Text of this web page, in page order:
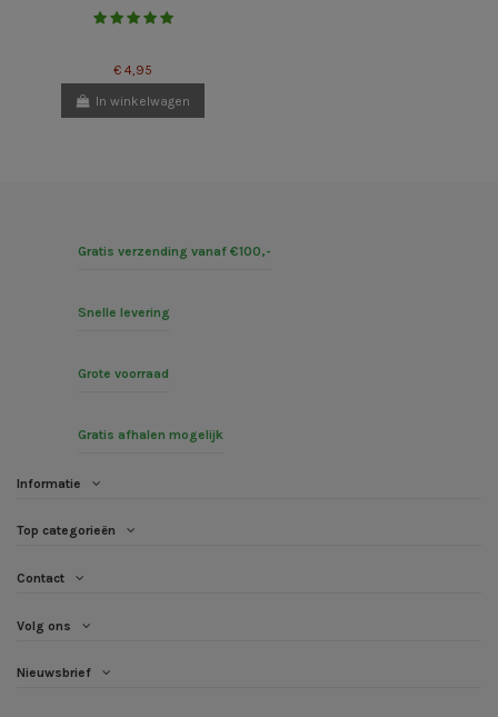
€ 4,95
In winkelwagen
Gratis verzending vanaf €100,-
Snelle levering
Grote voorraad
Gratis afhalen mogelijk
Informatie
Top categorieën
Contact
Volg ons
Nieuwsbrief